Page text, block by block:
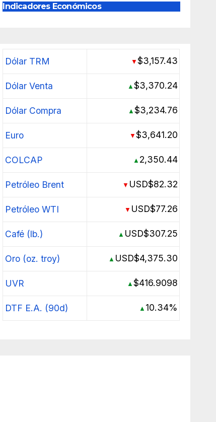
Indicadores Económicos
Dólar TRM ▼$3,157.43
Dólar Venta ▲$3,370.24
Dólar Compra ▲$3,234.76
Euro ▼$3,641.20
COLCAP ▲ 2,350.44
Petróleo Brent ▼ USD$82.32
Petróleo WTI ▼ USD$77.26
Café (lb.) ▲ USD$307.25
Oro (oz. troy) ▲ USD$4,375.30
UVR ▲$416.9098
DTF E.A. (90d) ▲ 10.34%